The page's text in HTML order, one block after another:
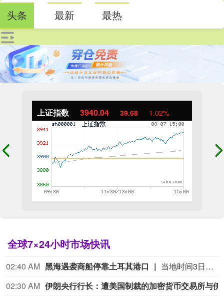
上证指数 3940.04 39.68 1.02%
全球7×24小时市场快讯
02:40 AM 黑海遇袭商船停靠土耳其港口
当地时间3日，与土耳其相关的商船“娜代日达”号从俄罗斯黑海港口新罗西斯克港起航后遭到无人机袭击，多名船员受伤。土耳其方面对商船在黑海海域遇袭已表示严重关切，警告说俄乌冲突影响外溢正威胁民用航运和地区稳定。8月8日，在黑海遭到无人机袭击、船体受损的商船“娜代日达”号停靠在土耳其萨姆松港。
02:30 AM
头条 最新 最热